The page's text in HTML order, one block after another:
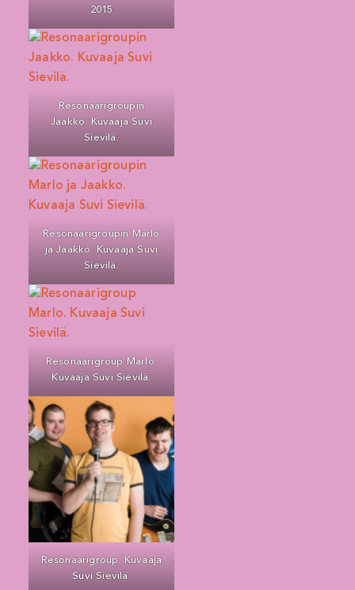
2015
Resonaarigroupin
Jaakko. Kuvaaja Suvi
Sievilä.
Resonaarigroupin Marlo
ja Jaakko. Kuvaaja Suvi
Sievilä.
Resonaarigroup Marlo.
Kuvaaja Suvi Sievilä.
Resonaarigroup. Kuvaaja
Suvi Sievilä.